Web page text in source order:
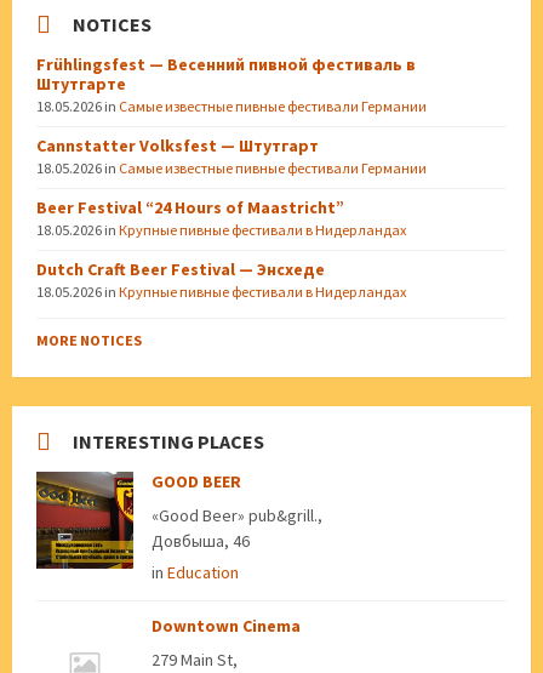
NOTICES
Frühlingsfest — Весенний пивной фестиваль в
Штутгарте
18.05.2026 in Самые известные пивные фестивали Германии
Cannstatter Volksfest — Штутгарт
18.05.2026 in Самые известные пивные фестивали Германии
Beer Festival “24 Hours of Maastricht”
18.05.2026 in Крупные пивные фестивали в Нидерландах
Dutch Craft Beer Festival — Энсхеде
18.05.2026 in Крупные пивные фестивали в Нидерландах
MORE NOTICES
INTERESTING PLACES
GOOD BEER
«Good Beer» pub&grill.,
Довбыша, 46
in Education
Downtown Cinema
279 Main St,